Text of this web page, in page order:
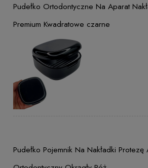
Pudełko Ortodontyczne Na Aparat
Premium Kwadratowe czarne
Pudełko Pojemnik Na Nakładki Protezę